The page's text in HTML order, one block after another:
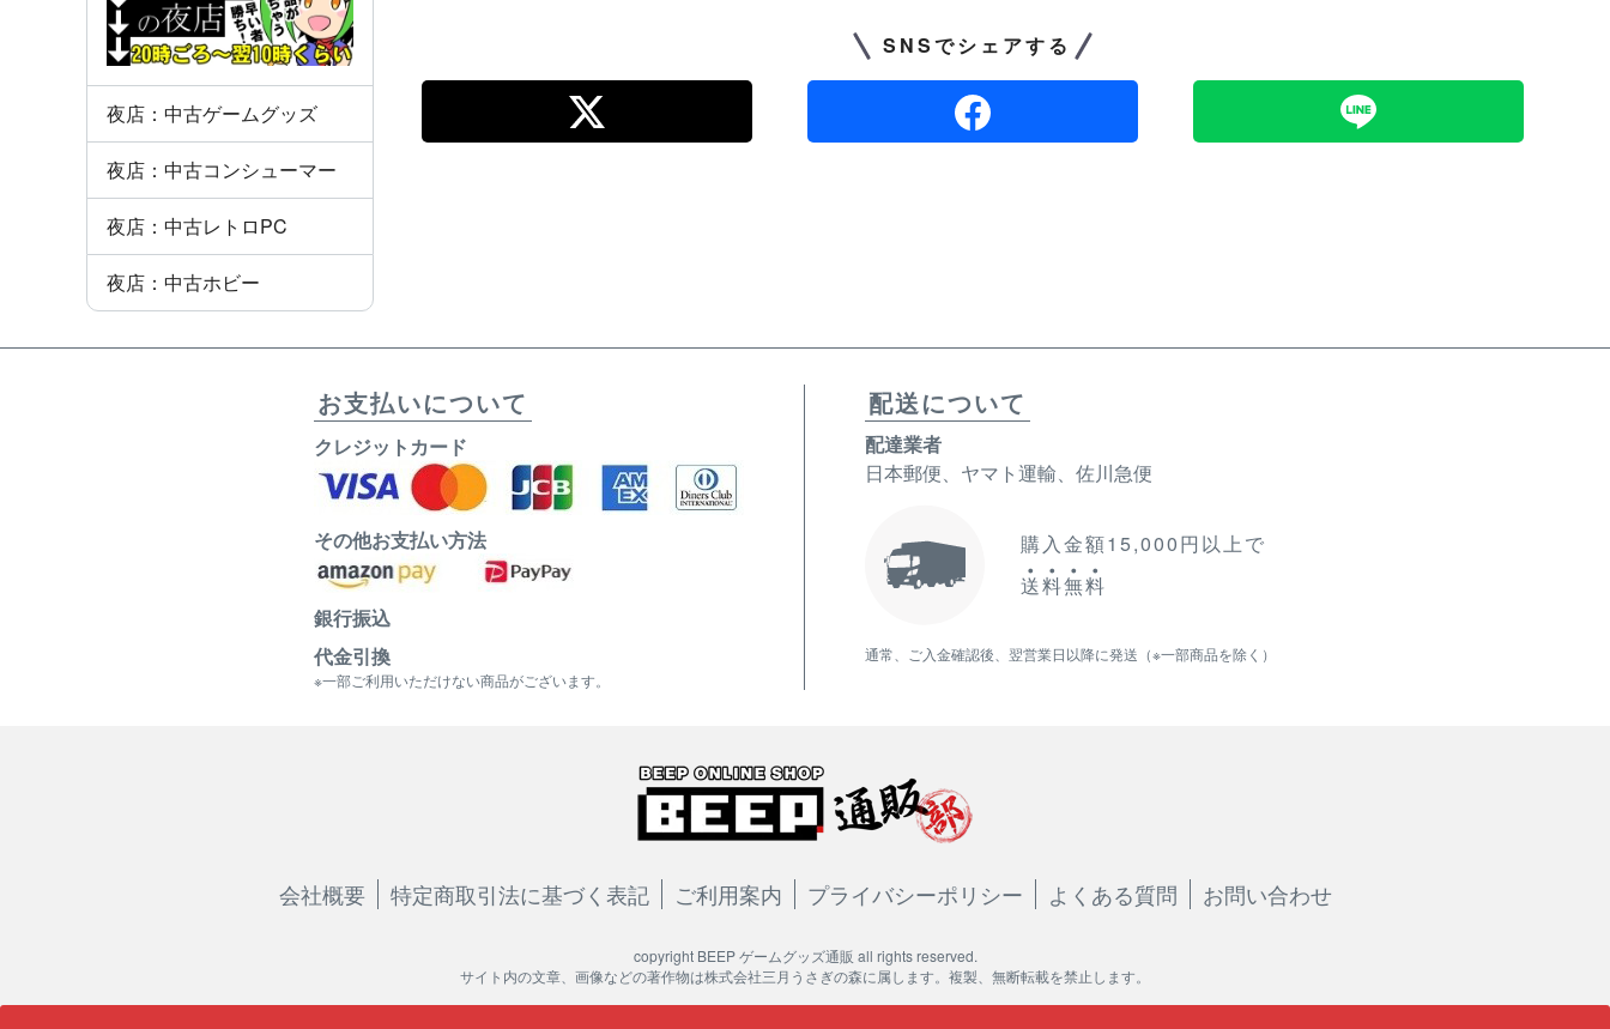
夜店：中古ゲームグッズ
夜店：中古コンシューマー
夜店：中古レトロPC
夜店：中古ホビー
SNSでシェアする
お支払いについて
クレジットカード
その他お支払い方法
銀行振込
代金引換
※一部ご利用いただけない商品がございます。
配送について
配達業者
日本郵便、ヤマト運輸、佐川急便
購入金額15,000円以上で
送料無料
通常、ご入金確認後、翌営業日以降に発送（※一部商品を除く）
会社概要 特定商取引法に基づく表記 ご利用案内 プライバシーポリシー よくある質問 お問い合わせ
copyright BEEP ゲームグッズ通販 all rights reserved.
サイト内の文章、画像などの著作物は株式会社三月うさぎの森に属します。複製、無断転載を禁止します。